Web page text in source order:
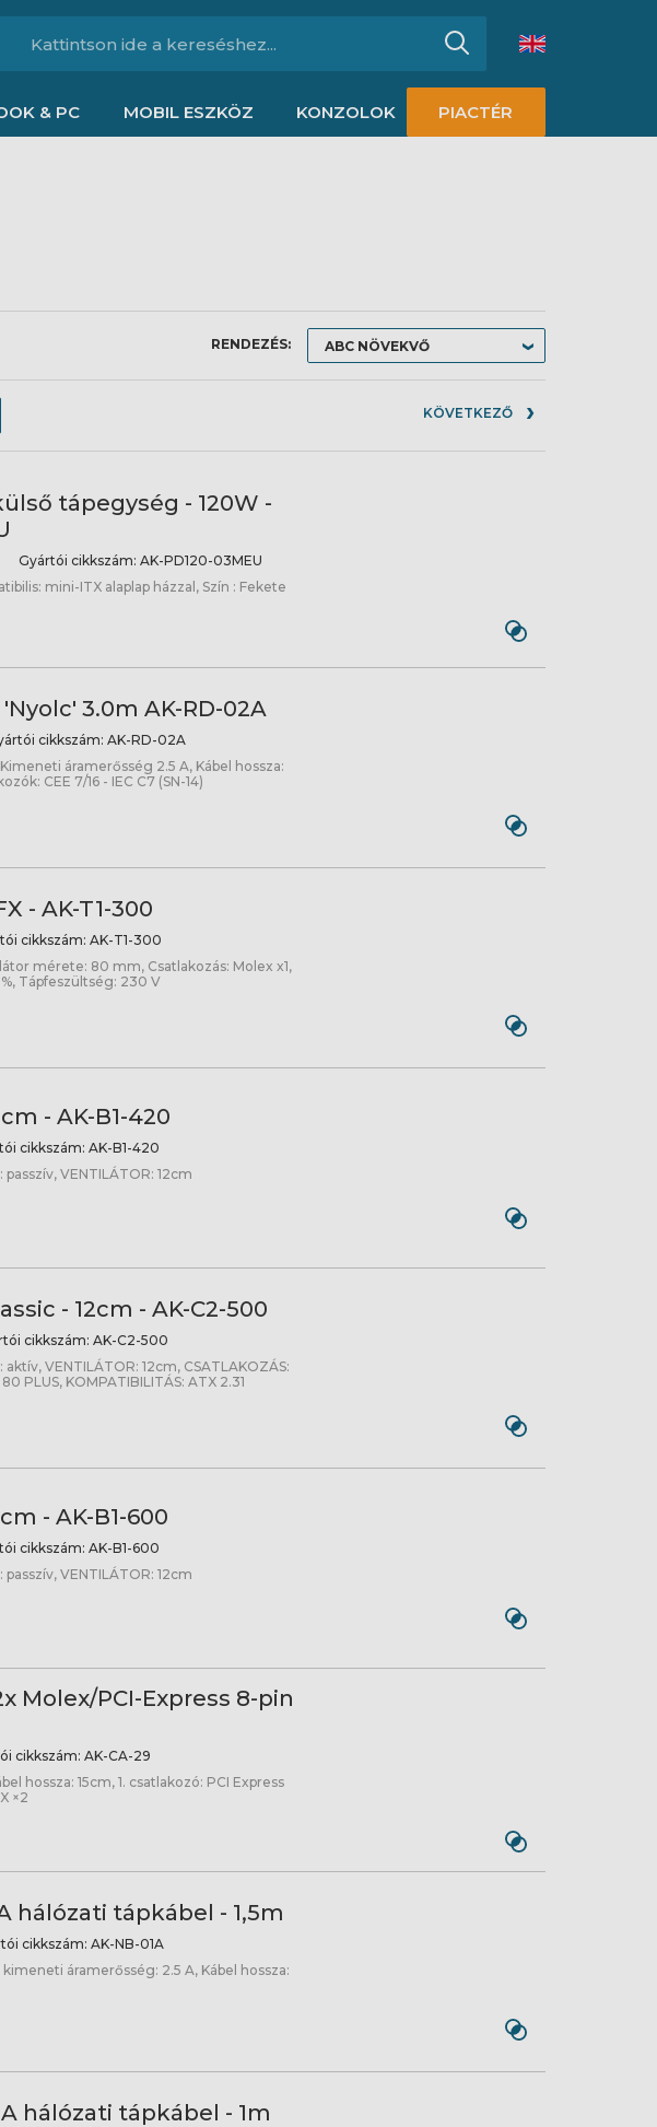
& PC MOBIL ESZKÖZ KONZOLOK PIACTÉR
RENDEZÉS:
KÖVETKEZŐ
tápegység - 120W -
Gyártói cikkszám: AK-PD120-03MEU
mini-ITX alaplap házzal, Szín : Fekete
3.0m AK-RD-02A
cikkszám: AK-RD-02A
áramerősség 2.5 A, Kábel hossza:
CEE 7/16 - IEC C7 (SN-14)
- AK-T1-300
cikkszám: AK-T1-300
mérete: 80 mm, Csatlakozás: Molex x1,
Tápfeszültség: 230 V
- AK-B1-420
cikkszám: AK-B1-420
passzív, VENTILÁTOR: 12cm
- 12cm - AK-C2-500
cikkszám: AK-C2-500
aktív, VENTILÁTOR: 12cm, CSATLAKOZÁS:
PLUS, KOMPATIBILITÁS: ATX 2.31
- AK-B1-600
cikkszám: AK-B1-600
passzív, VENTILÁTOR: 12cm
Molex/PCI-Express 8-pin
cikkszám: AK-CA-29
hossza: 15cm, 1. csatlakozó: PCI Express
×2
hálózati tápkábel - 1,5m
cikkszám: AK-NB-01A
áramerősség: 2.5 A, Kábel hossza:
hálózati tápkábel - 1m